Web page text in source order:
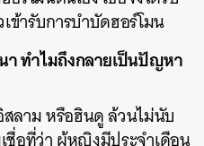
ข้ารับการบำบัดฮอร์โมน
ทำไมถึงกลายเป็นปัญหา
ลาม หรือฮินดู ล้วนไม่นับ